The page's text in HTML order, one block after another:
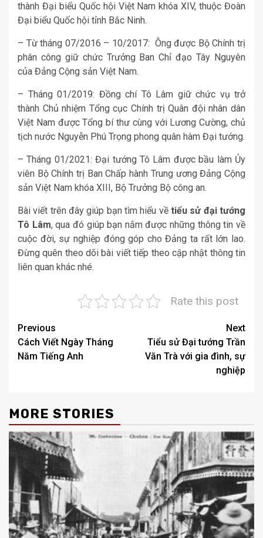
thành Đại biểu Quốc hội Việt Nam khóa XIV, thuộc Đoàn
Đại biểu Quốc hội tỉnh Bắc Ninh.
– Từ tháng 07/2016 – 10/2017: Ông được Bộ Chính trị
phân công giữ chức Trưởng Ban Chỉ đạo Tây Nguyên
của Đảng Cộng sản Việt Nam.
– Tháng 01/2019: Đồng chí Tô Lâm giữ chức vụ trở
thành Chủ nhiệm Tổng cục Chính trị Quân đội nhân dân
Việt Nam được Tổng bí thư cùng với Lương Cường, chủ
tịch nước Nguyễn Phú Trọng phong quân hàm Đại tướng.
– Tháng 01/2021: Đại tướng Tô Lâm được bầu làm Ủy
viên Bộ Chính trị Ban Chấp hành Trung ương Đảng Cộng
sản Việt Nam khóa XIII, Bộ Trưởng Bộ công an.
Bài viết trên đây giúp bạn tìm hiểu về tiểu sử đại tướng
Tô Lâm, qua đó giúp bạn nắm được những thông tin về
cuộc đời, sự nghiệp đóng góp cho Đảng ta rất lớn lao.
Đừng quên theo dõi bài viết tiếp theo cập nhật thông tin
liên quan khác nhé.
Rate this post
Post
navigation
Previous
Cách Viết Ngày Tháng
Năm Tiếng Anh
Next
Tiểu sử Đại tướng Trần
Văn Trà với gia đình, sự
nghiệp
MORE STORIES